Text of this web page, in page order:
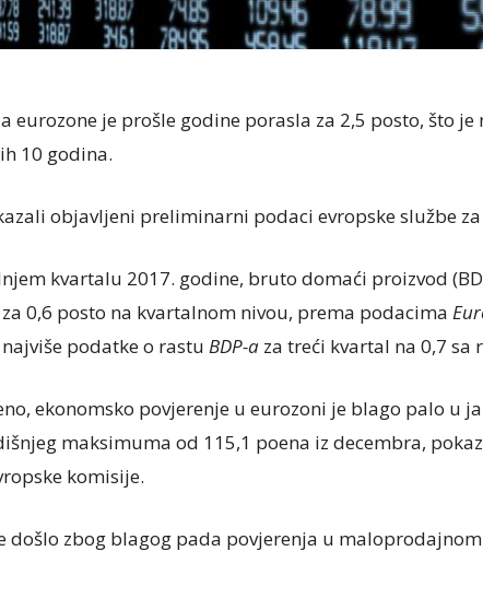
eurozone je prošle godine porasla za 2,5 posto, što je
10 godina.
objavljeni preliminarni podaci evropske službe
kvartalu 2017. godine, bruto domaći proizvod
0,6 posto na kvartalnom nivou, prema podacima
podatke o rastu BDP-a za treći kvartal na 0,7 sa
ekonomsko povjerenje u eurozoni je blago palo u
maksimuma od 115,1 poena iz decembra,
komisije.
došlo zbog blagog pada povjerenja u